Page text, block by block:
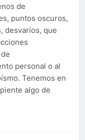
de
puntos oscuros,
desvaríos, que
personal o al
Tenemos en
algo de